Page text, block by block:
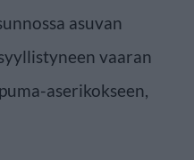
asuvan
vaaran
aserikokseen,